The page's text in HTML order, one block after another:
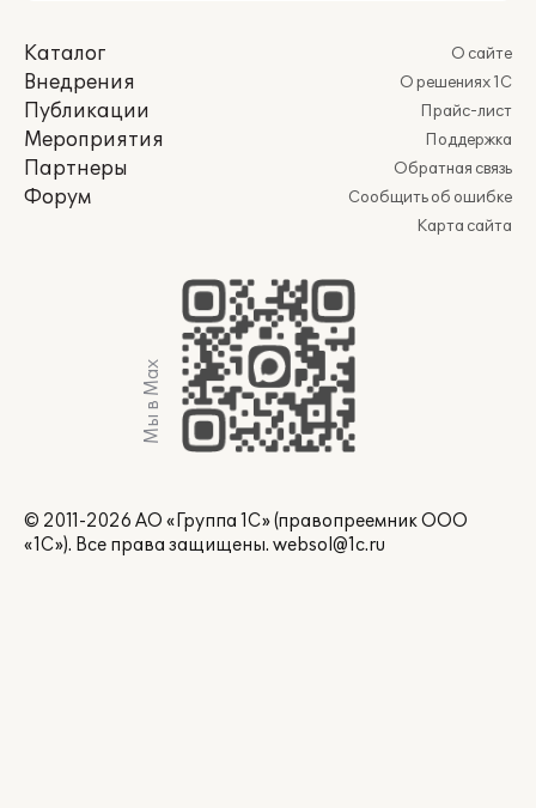
Каталог
Внедрения
Публикации
Мероприятия
Партнеры
Форум
О сайте
О решениях 1С
Прайс-лист
Поддержка
Обратная связь
Сообщить об ошибке
Карта сайта
Мы в Max
© 2011-2026 АО «Группа 1С» (правопреемник ООО
«1С»). Все права защищены. websol@1c.ru